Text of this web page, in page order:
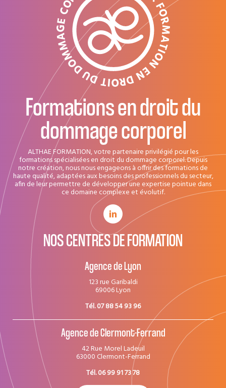
Formations en droit du
dommage corporel
ALTHAE FORMATION, votre partenaire privilégié pour les
formations spécialisées en droit du dommage corporel. Depuis
notre création, nous nous engageons à offrir des formations de
haute qualité, adaptées aux besoins des professionnels du secteur,
afin de leur permettre de développer une expertise pointue dans
ce domaine complexe et évolutif.
NOS CENTRES DE FORMATION
Agence de Lyon
123 rue Garibaldi
69006 Lyon
Tél. 07 88 54 93 96
Agence de Clermont-Ferrand
42 Rue Morel Ladeuil
63000 Clermont-Ferrand
Tél. 06 99 91 73 78